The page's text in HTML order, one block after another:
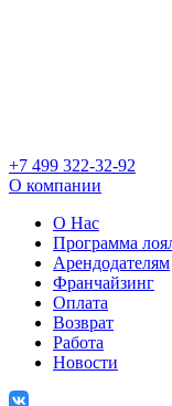
+7 499 322-32-92
О компании
О Нас
Программа
Арендодателям
Франчайзинг
Оплата
Возврат
Работа
Новости